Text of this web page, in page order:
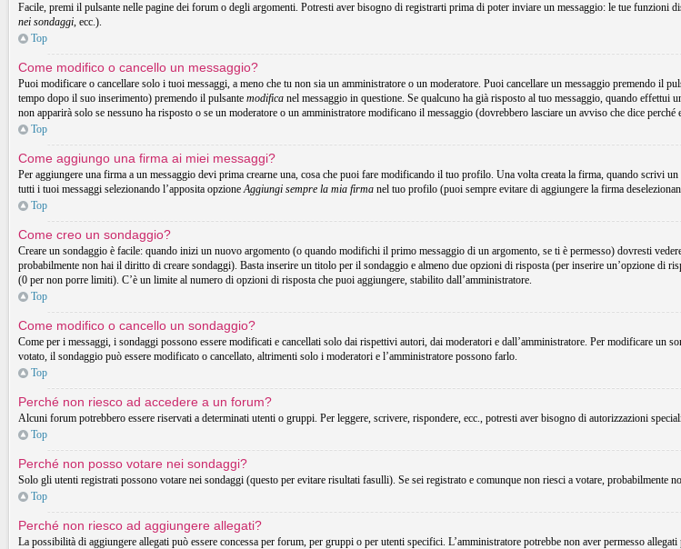
Facile, premi il pulsante nelle pagine dei forum o degli argomenti. Potresti aver bisogno di registrarti prima di poter inviare un messaggio: le tue funzioni
nei sondaggi, ecc.).
Top
Come modifico o cancello un messaggio?
Puoi modificare o cancellare solo i tuoi messaggi, a meno che tu non sia un amministratore o un moderatore. Puoi cancellare un messaggio premendo
tempo dopo il suo inserimento) premendo il pulsante modifica nel messaggio in questione. Se qualcuno ha già risposto al tuo messaggio, quando
non apparirà solo se nessuno ha risposto o se un moderatore o un amministratore modificano il messaggio (dovrebbero lasciare un avviso che dice
Top
Come aggiungo una firma ai miei messaggi?
Per aggiungere una firma a un messaggio devi prima crearne una, cosa che puoi fare modificando il tuo profilo. Una volta creata la firma, quando scrivi
tutti i tuoi messaggi selezionando l’apposita opzioneAggiungi sempre la mia firma nel tuo profilo (puoi sempre evitare di aggiungere la firma
Top
Come creo un sondaggio?
Creare un sondaggio è facile: quando inizi un nuovo argomento (o quando modifichi il primo messaggio di un argomento, se ti è permesso) dovresti
probabilmente non hai il diritto di creare sondaggi). Basta inserire un titolo per il sondaggio e almeno due opzioni di risposta (per inserire un’opzione di
(0 per non porre limiti). C’è un limite al numero di opzioni di risposta che puoi aggiungere, stabilito dall’amministratore.
Top
Come modifico o cancello un sondaggio?
Come per i messaggi, i sondaggi possono essere modificati e cancellati solo dai rispettivi autori, dai moderatori e dall’amministratore. Per modificare un
votato, il sondaggio può essere modificato o cancellato, altrimenti solo i moderatori e l’amministratore possono farlo.
Top
Perché non riesco ad accedere a un forum?
Alcuni forum potrebbero essere riservati a determinati utenti o gruppi. Per leggere, scrivere, rispondere, ecc., potresti aver bisogno di autorizzazioni
Top
Perché non posso votare nei sondaggi?
Solo gli utenti registrati possono votare nei sondaggi (questo per evitare risultati fasulli). Se sei registrato e comunque non riesci a votare, probabilmente
Top
Perché non riesco ad aggiungere allegati?
La possibilità di aggiungere allegati può essere concessa per forum, per gruppi o per utenti specifici. L’amministratore potrebbe non aver permesso